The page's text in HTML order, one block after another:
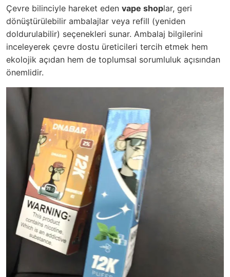
Çevre bilinciyle hareket eden vape shoplar, geri
dönüştürülebilir ambalajlar veya refill (yeniden
doldurulabilir) seçenekleri sunar. Ambalaj bilgilerini
inceleyerek çevre dostu üreticileri tercih etmek hem
ekolojik açıdan hem de toplumsal sorumluluk açısından
önemlidir.